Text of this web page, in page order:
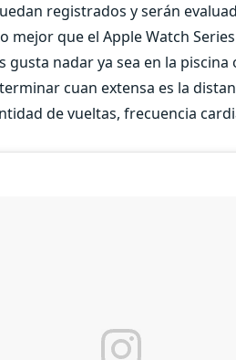
registrados y serán
mejor que el Apple Watch
gusta nadar ya sea en la piscina
cuan extensa es la
de vueltas, frecuencia